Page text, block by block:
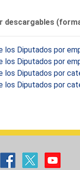
los Diputados por
los Diputados por
los Diputados por
los Diputados por